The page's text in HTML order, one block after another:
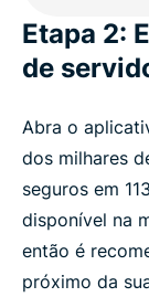
Etapa 2:
de
Abra o
dos milhares
seguros em
disponível na
então é
próximo da